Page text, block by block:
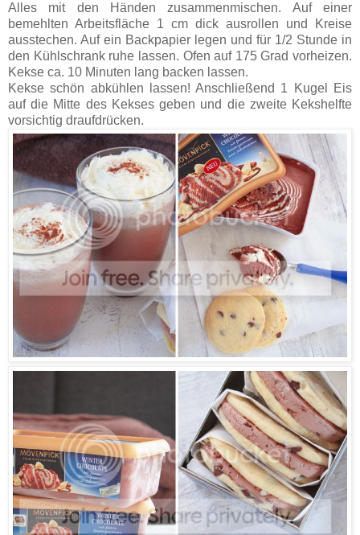
Alles mit den Händen zusammenmischen. Auf einer
bemehlten Arbeitsfläche 1 cm dick ausrollen und Kreise
ausstechen. Auf ein Backpapier legen und für 1/2 Stunde in
den Kühlschrank ruhe lassen. Ofen auf 175 Grad vorheizen.
Kekse ca. 10 Minuten lang backen lassen.
Kekse schön abkühlen lassen! Anschließend 1 Kugel Eis
auf die Mitte des Kekses geben und die zweite Kekshelfte
vorsichtig draufdrücken.